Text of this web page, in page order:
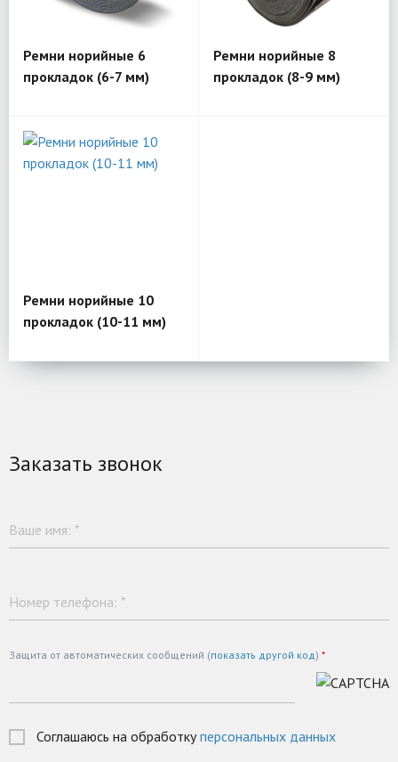
Ремни норийные 6
прокладок (6-7 мм)
Ремни норийные 8
прокладок (8-9 мм)
Ремни норийные 10
прокладок (10-11 мм)
Заказать звонок
Ваше имя: *
Номер телефона: *
Защита от автоматических сообщений (показать другой код) *
Соглашаюсь на обработкуперсональных данных